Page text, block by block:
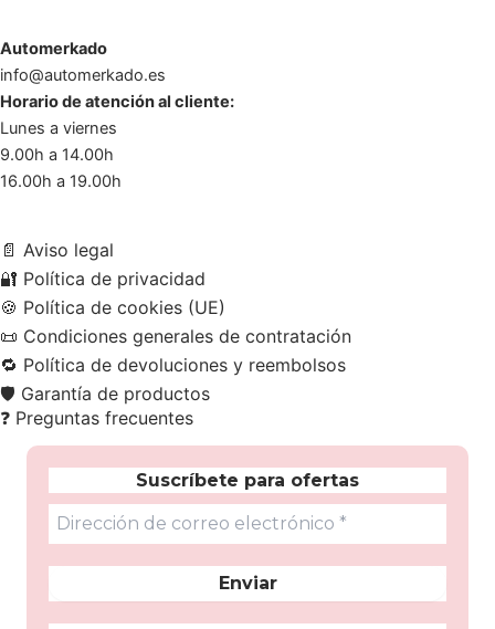
Automerkado
info@automerkado.es
Horario de atención al cliente:
Lunes a viernes
9.00h a 14.00h
16.00h a 19.00h
📄 Aviso legal
🔐 Política de privacidad
🍪 Política de cookies (UE)
📜 Condiciones generales de contratación
🔁 Política de devoluciones y reembolsos
🛡️ Garantía de productos
❓ Preguntas frecuentes
Suscríbete para ofertas